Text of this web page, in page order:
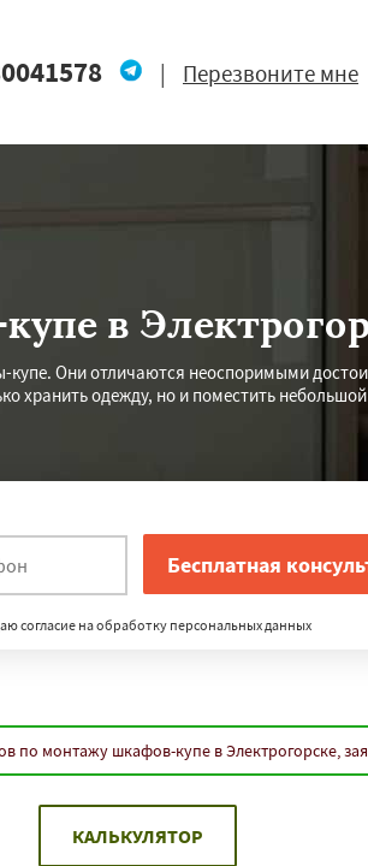
| Перезвоните мне
в
Они отличаются неоспоримыми
хранить одежду, но и поместить
согласие на обработку персональных данных
по монтажу шкафов-купе в Электрогорске,
КАЛЬКУЛЯТОР